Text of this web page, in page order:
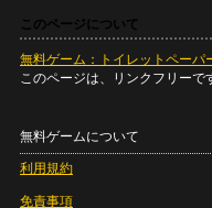
このページについて
無料ゲーム：トイレットペーパ
このページは、リンクフリーで
無料ゲームについて
利用規約
免責事項